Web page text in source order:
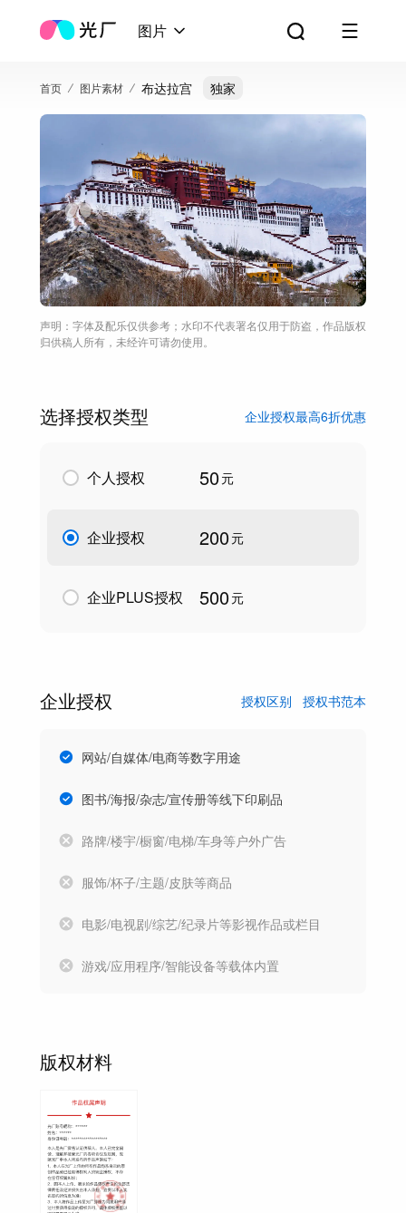
图片
首页 图片素材 布达拉宫 独家
声明：字体及配乐仅供参考；水印不代表署名仅用于防盗，作品版权
归供稿人所有，未经许可请勿使用。
选择授权类型 企业授权最高6折优惠
个人授权 50元
企业授权 200 元
企业PLUS授权 500元
企业授权 授权区别 授权书范本
网站/自媒体/电商等数字用途
图书/海报/杂志/宣传册等线下印刷品
路牌/楼宇/橱窗/电梯/车身等户外广告
服饰/杯子/主题/皮肤等商品
电影/电视剧/综艺/纪录片等影视作品或栏目
游戏/应用程序/智能设备等载体内置
版权材料